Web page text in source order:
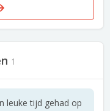
1
leuke tijd gehad op